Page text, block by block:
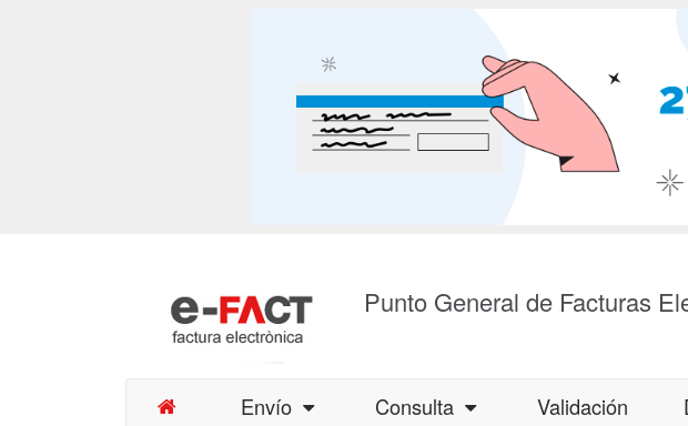
Punto General de Facturas
Envío Consulta Validación